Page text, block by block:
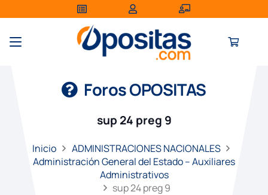
Foros OPOSITAS
sup 24 preg 9
Inicio
ADMINISTRACIONES NACIONALES
Administración General del Estado – Auxiliares
Administrativos
sup 24 preg 9